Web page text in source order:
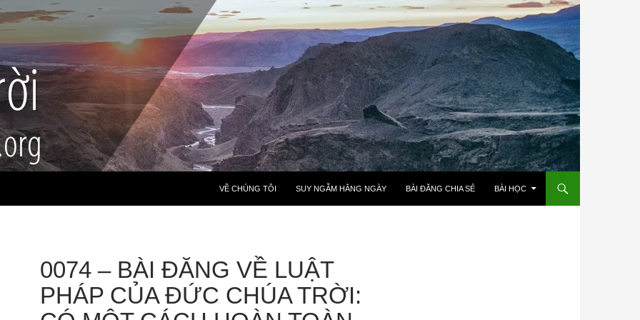
VỀ CHÚNG TÔI SUY NGẪM HẰNG NGÀY BÀI ĐĂNG CHIA SẺ BÀI HỌC
0074 – BÀI ĐĂNG VỀ LUẬT
PHÁP CỦA ĐỨC CHÚA TRỜI: